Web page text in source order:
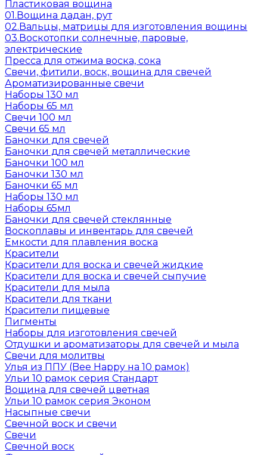
Пластиковая вощина
01.Вощина дадан, рут
02.Вальцы, матрицы для изготовления вощины
03.Воскотопки солнечные, паровые,
электрические
Пресса для отжима воска, сока
Свечи, фитили, воск, вощина для свечей
Ароматизированные свечи
Наборы 130 мл
Наборы 65 мл
Свечи 100 мл
Свечи 65 мл
Баночки для свечей
Баночки для свечей металлические
Баночки 100 мл
Баночки 130 мл
Баночки 65 мл
Наборы 130 мл
Наборы 65мл
Баночки для свечей стеклянные
Воскоплавы и инвентарь для свечей
Емкости для плавления воска
Красители
Красители для воска и свечей жидкие
Красители для воска и свечей сыпучие
Красители для мыла
Красители для ткани
Красители пищевые
Пигменты
Наборы для изготовления свечей
Отдушки и ароматизаторы для свечей и мыла
Свечи для молитвы
Улья из ППУ (Bee Happy на 10 рамок)
Ульи 10 рамок серия Стандарт
Вощина для свечей цветная
Ульи 10 рамок серия Эконом
Насыпные свечи
Свечной воск и свечи
Свечи
Свечной воск